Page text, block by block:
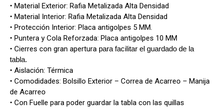
• Material Exterior: Rafia Metalizada Alta Densidad
• Material Interior: Rafia Metalizada Alta Densidad
• Protección Interior: Placa antigolpes 5 MM.
• Puntera y Cola Reforzada: Placa antigolpes 10 MM
• Cierres con gran apertura para facilitar el guardado de la
tabla.
• Aislación: Térmica
• Comodidades: Bolsillo Exterior – Correa de Acarreo – Manija
de Acarreo
• Con Fuelle para poder guardar la tabla con las quillas